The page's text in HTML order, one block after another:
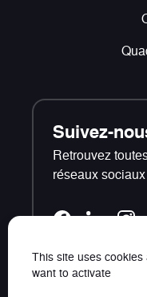
Suivez-
Retrouvez
réseaux sociaux
This site uses
want to activate